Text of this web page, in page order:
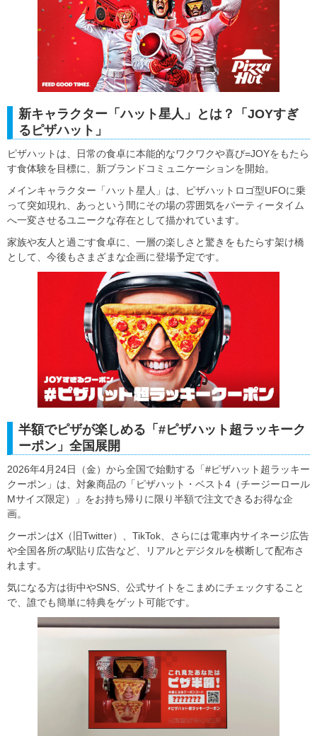
新キャラクター「ハット星人」とは？「JOYすぎ
るピザハット」
ピザハットは、日常の食卓に本能的なワクワクや喜び=JOYをもたら
す食体験を目標に、新ブランドコミュニケーションを開始。
メインキャラクター「ハット星人」は、ピザハットロゴ型UFOに乗
って突如現れ、あっという間にその場の雰囲気をパーティータイム
へ一変させるユニークな存在として描かれています。
家族や友人と過ごす食卓に、一層の楽しさと驚きをもたらす架け橋
として、今後もさまざまな企画に登場予定です。
半額でピザが楽しめる「#ピザハット超ラッキーク
ーポン」全国展開
2026年4月24日（金）から全国で始動する「#ピザハット超ラッキー
クーポン」は、対象商品の「ピザハット・ベスト4（チージーロール
Mサイズ限定）」をお持ち帰りに限り半額で注文できるお得な企
画。
クーポンはX（旧Twitter）、TikTok、さらには電車内サイネージ広告
や全国各所の駅貼り広告など、リアルとデジタルを横断して配布さ
れます。
気になる方は街中やSNS、公式サイトをこまめにチェックすること
で、誰でも簡単に特典をゲット可能です。